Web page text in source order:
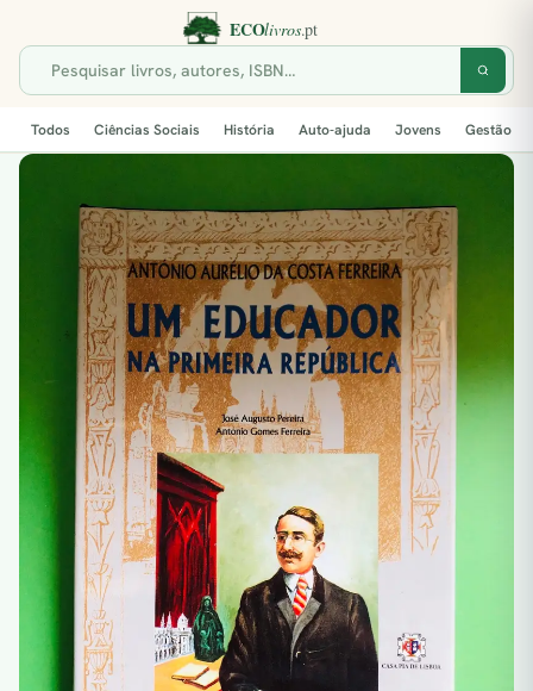
Todos Ciências Sociais História Auto-ajuda Jovens Gestão